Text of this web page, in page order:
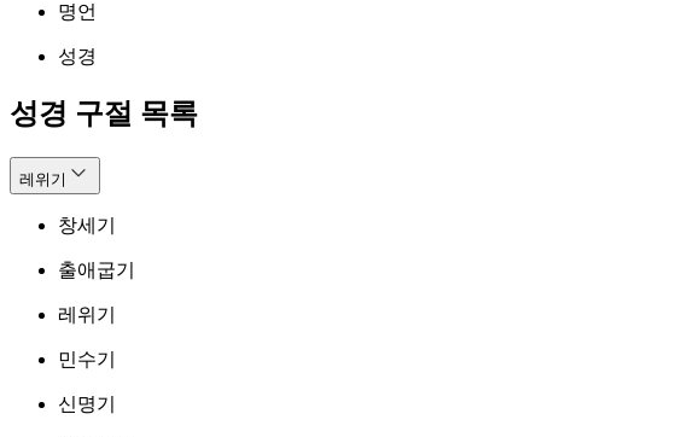
명언
성경
성경 구절 목록
레위기
창세기
출애굽기
레위기
민수기
신명기